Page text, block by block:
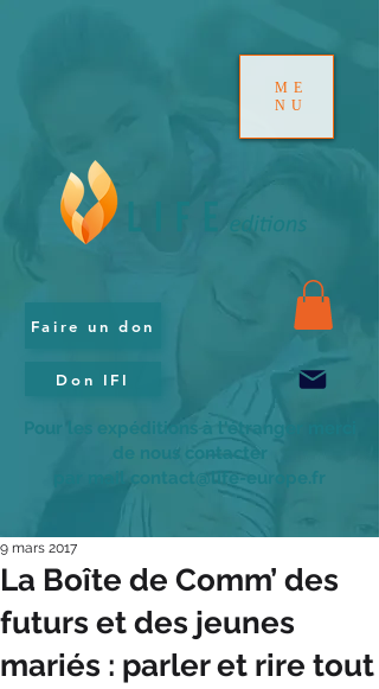
ME
NU
Faire un don
Don IFI
Pour les expéditions à l'étranger merci
de nous contacter
par mail contact@life-europe.fr
La Boîte de Comm’ des
futurs et des jeunes
mariés : parler et rire tout
9 mars 2017